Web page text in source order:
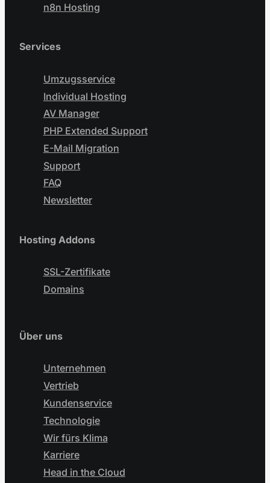
n8n Hosting
Services
Umzugsservice
Individual Hosting
AV Manager
PHP Extended Support
E-Mail Migration
Support
FAQ
Newsletter
Hosting Addons
SSL-Zertifikate
Domains
Über uns
Unternehmen
Vertrieb
Kundenservice
Technologie
Wir fürs Klima
Karriere
Head in the Cloud